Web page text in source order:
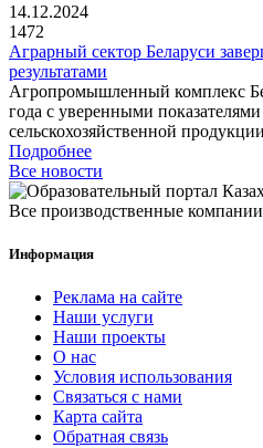
14.12.2024
1472
Аграрный сектор Беларуси
результатами
Агропромышленный комплекс
года с уверенными
сельскохозяйственной
Подробнее
Все новости
Все производственные
Информация
Реклама на сайте
Наши услуги
Наши проекты
О нас
Условия использования
Связаться с нами
Карта сайта
Обратная связь